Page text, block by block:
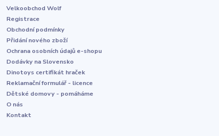
Velkoobchod Wolf
Registrace
Obchodní podmínky
Přidání nového zboží
Ochrana osobních údajů e-shopu
Dodávky na Slovensko
Dinotoys certifikát hraček
Reklamační formulář - licence
Dětské domovy - pomáháme
O nás
Kontakt